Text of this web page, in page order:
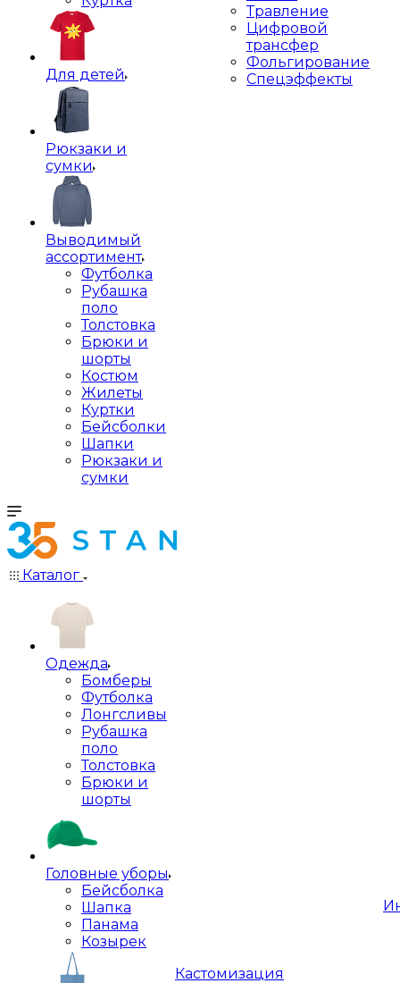
Для детей
Рюкзаки и
сумки
Выводимый
ассортимент
Футболка
Рубашка
поло
Толстовка
Брюки и
шорты
Костюм
Жилеты
Куртки
Бейсболки
Шапки
Рюкзаки и
сумки
Травление
Цифровой
трансфер
Фольгирование
Спецэффекты
Каталог
Одежда
Бомберы
Футболка
Лонгсливы
Рубашка
поло
Толстовка
Брюки и
шорты
Головные уборы
Бейсболка
Шапка
Панама
Козырек
Кастомизация